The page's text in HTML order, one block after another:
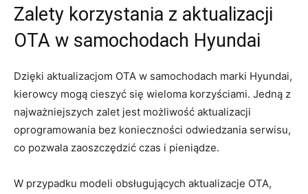
Zalety ⁢korzystania⁤ z aktualizacji​
OTA w ⁣samochodach Hyundai
Dzięki aktualizacjom ​OTA w‍ samochodach⁤ marki Hyundai,
kierowcy mogą cieszyć się wieloma korzyściami. ⁤Jedną z​
najważniejszych⁣ zalet jest‌ możliwość aktualizacji
oprogramowania bez konieczności odwiedzania serwisu,
co pozwala zaoszczędzić czas i pieniądze.
W przypadku modeli obsługujących aktualizacje OTA,